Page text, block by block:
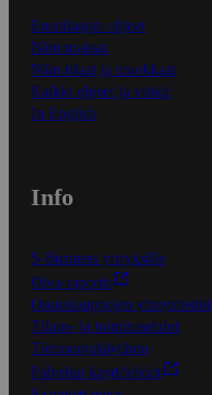
Ensitilaajan ohjeet
Näin maksat
Näin tilaat ja muokkaat
Kaikki ohjeet ja vinkit
In English
Info
S-Business yrityksille
Oiva-raportit
Osuuskauppojen yhteystiedot
Tilaus- ja toimitusehdot
Tietosuojakäytäntö
Palvelun käyttöehdot